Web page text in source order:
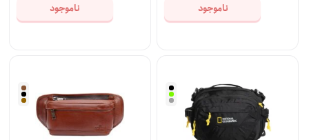
ناموجود ناموجود